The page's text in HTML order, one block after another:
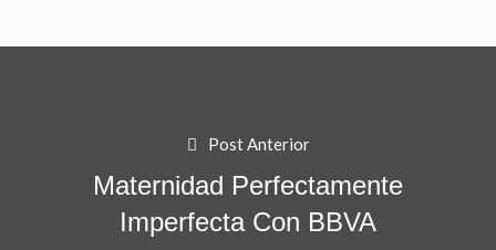
Post Anterior
Maternidad Perfectamente
Imperfecta Con BBVA